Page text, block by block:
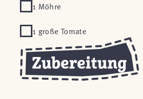
1 Möhre
1 große Tomate